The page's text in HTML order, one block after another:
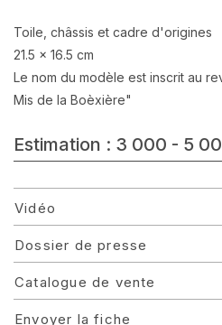
Toile, châssis et cadre d'origines
21.5 x 16.5 cm
Le nom du modèle est inscrit au
Mis de la Boèxière"
Estimation : 3 000 - 5
Vidéo
Dossier de presse
Catalogue de vente
Envoyer la fiche